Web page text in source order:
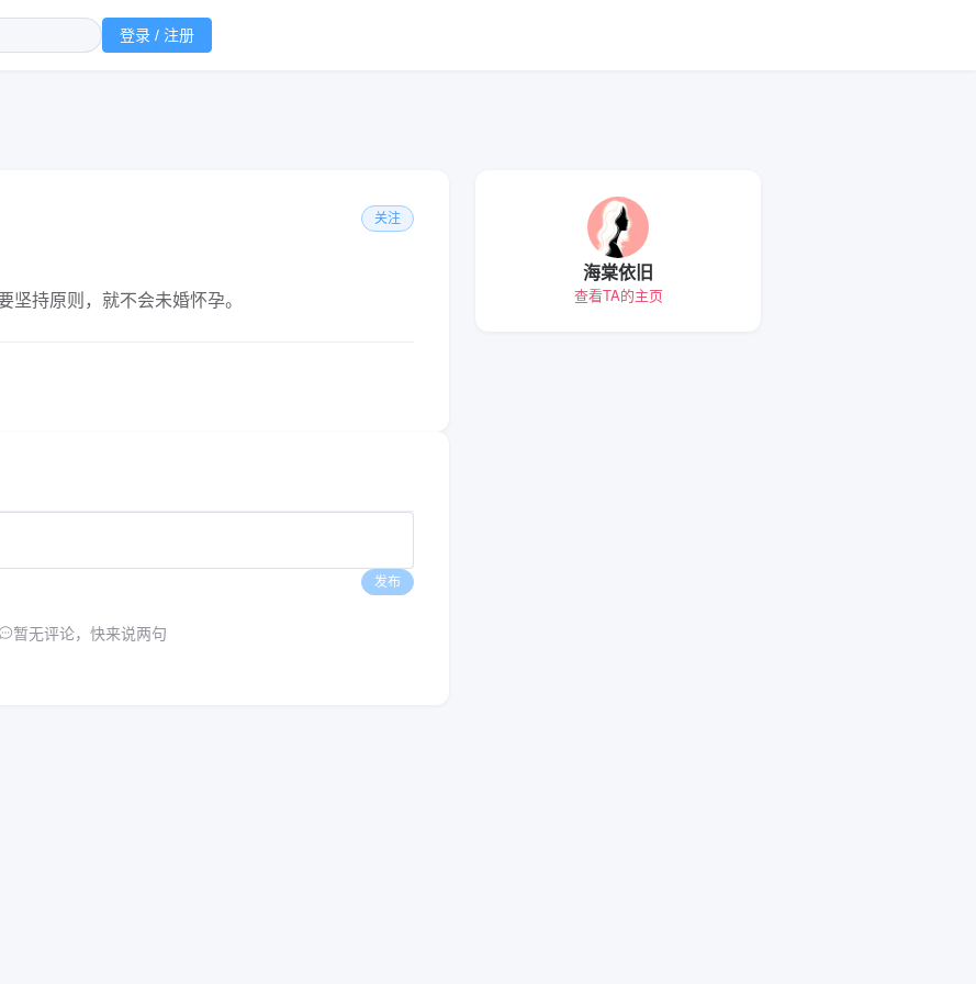
登录 / 注册
关注
持原则，就不会未婚怀孕。
发布
暂无评论，快来说两句
海棠依旧
查看TA的主页